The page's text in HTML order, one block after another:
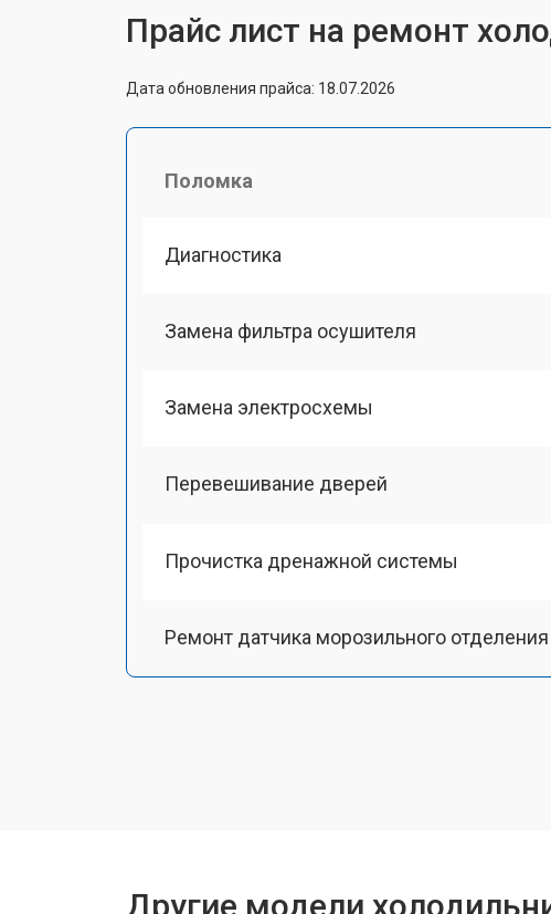
Прайс лист на ремонт
Дата обновления прайса: 18.07.2026
Поломка
Диагностика
Замена фильтра осушителя
Замена электросхемы
Перевешивание дверей
Прочистка дренажной системы
Ремонт датчика морозильного отделения
Другие модели